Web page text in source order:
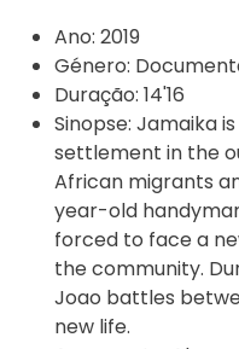
Ano: 2019
Género:
Duração: 14'16
Sinopse: Jamaika
settlement in the
African migrants
year-old
forced to face a
the community.
Joao battles
new life.